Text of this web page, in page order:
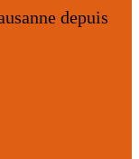
depuis